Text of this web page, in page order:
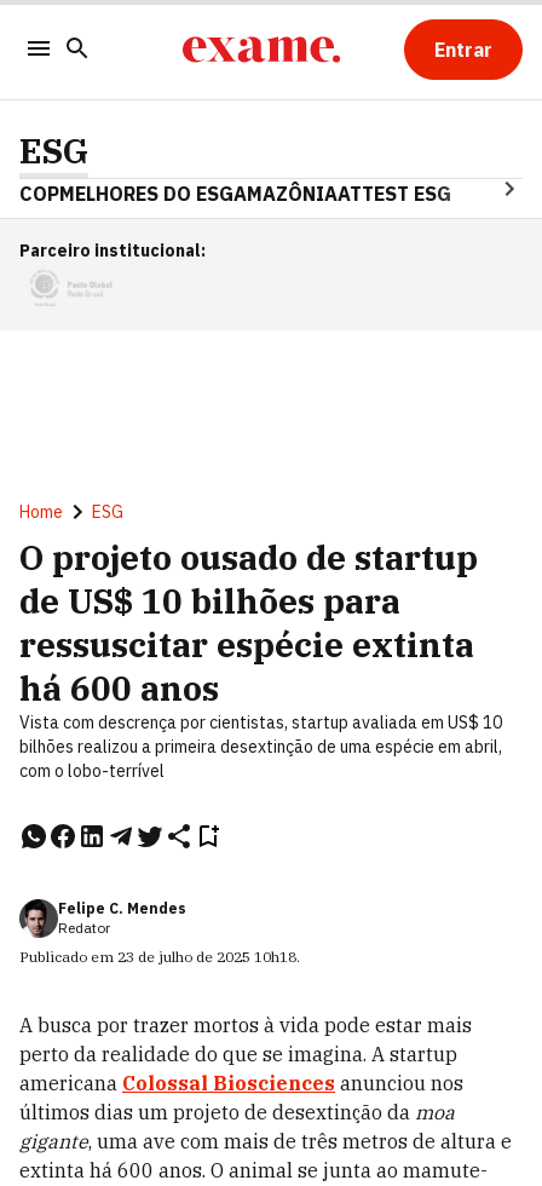
Entrar
ESG
COPMELHORES DO ESGAMAZÔNIAATTEST ESG
Parceiro institucional:
Home ESG
O projeto ousado de startup
de US$ 10 bilhões para
ressuscitar espécie extinta
há 600 anos
Vista com descrença por cientistas, startup avaliada em US$ 10
bilhões realizou a primeira desextinção de uma espécie em abril,
com o lobo-terrível
Felipe C. Mendes
Redator
Publicado em 23 de julho de 2025 10h18.
A busca por trazer mortos à vida pode estar mais
perto da realidade do que se imagina. A startup
americana Colossal Biosciences anunciou nos
últimos dias um projeto de desextinção da moa
gigante, uma ave com mais de três metros de altura e
extinta há 600 anos. O animal se junta ao mamute-